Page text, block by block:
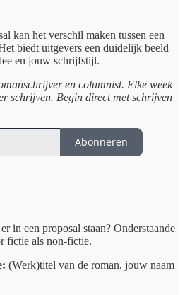
kan het verschil maken tussen een
biedt uitgevers een duidelijk beeld
en jouw schrijfstijl.
en columnist. Elke week
schrijven. Begin direct met schrijven
Abonneren
in een proposal staan? Onderstaande
fictie als non-fictie.
(Werk)titel van de roman, jouw naam